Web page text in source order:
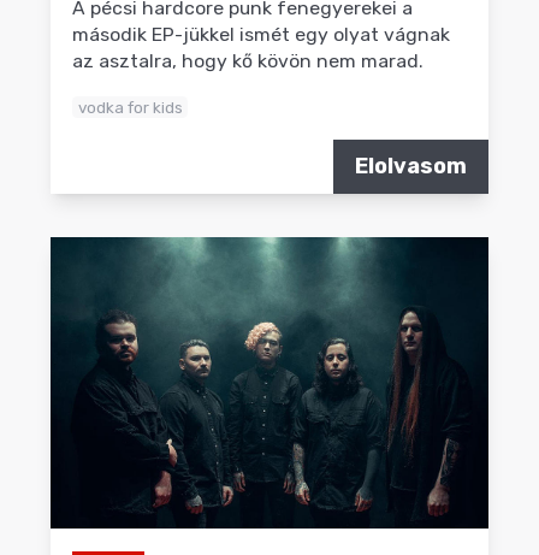
A pécsi hardcore punk fenegyerekei a
második EP-jükkel ismét egy olyat vágnak
az asztalra, hogy kő kövön nem marad.
vodka for kids
Elolvasom